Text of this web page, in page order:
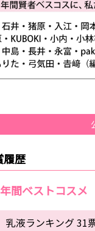
履歴
間ベストコスメ
乳液ランキング 31